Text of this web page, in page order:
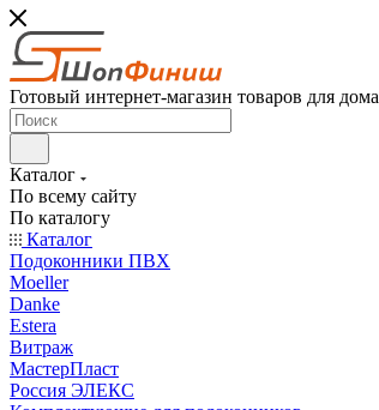
Готовый интернет-магазин товаров для дома
Каталог
По всему сайту
По каталогу
Каталог
Подоконники ПВХ
Moeller
Danke
Estera
Витраж
МастерПласт
Россия ЭЛЕКС